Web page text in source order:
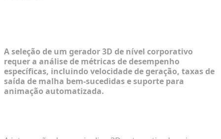
A seleção de um gerador 3D de nível corporativo
requer a análise de métricas de desempenho
específicas, incluindo velocidade de geração, taxas de
saída de malha bem-sucedidas e suporte para
animação automatizada.